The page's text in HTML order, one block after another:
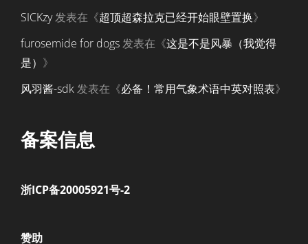
SICKzy发表在《超顶超森拉克已经开始眼壁置换》
furosemide for dogs发表在《这是不是风暴（我觉得
是） 》
风羽酱-sdk发表在《必备！常用气象术语中英对照表》
备案信息
浙ICP备20005921号-2
赞助